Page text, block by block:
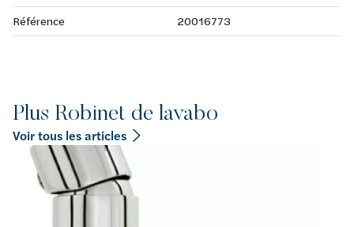
Référence
20016773
Plus Robinet de lavabo
Voir tous les articles